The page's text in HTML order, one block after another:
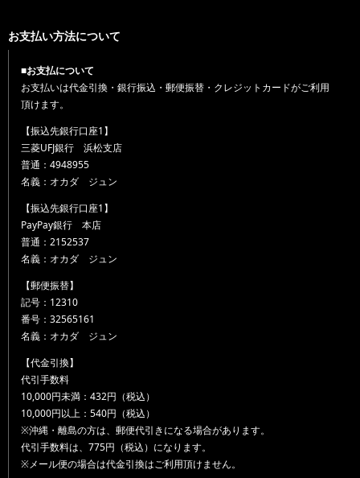
お支払い方法について
■お支払について
お支払いは代金引換・銀行振込・郵便振替・クレジットカードがご利用
頂けます。
【振込先銀行口座1】
三菱UFJ銀行 浜松支店
普通：4948955
名義：オカダ ジュン
【振込先銀行口座1】
PayPay銀行 本店
普通：2152537
名義：オカダ ジュン
【郵便振替】
記号：12310
番号：32565161
名義：オカダ ジュン
【代金引換】
代引手数料
10,000円未満：432円（税込）
10,000円以上：540円（税込）
※沖縄・離島の方は、郵便代引きになる場合があります。
代引手数料は、775円（税込）になります。
※メール便の場合は代金引換はご利用頂けません。